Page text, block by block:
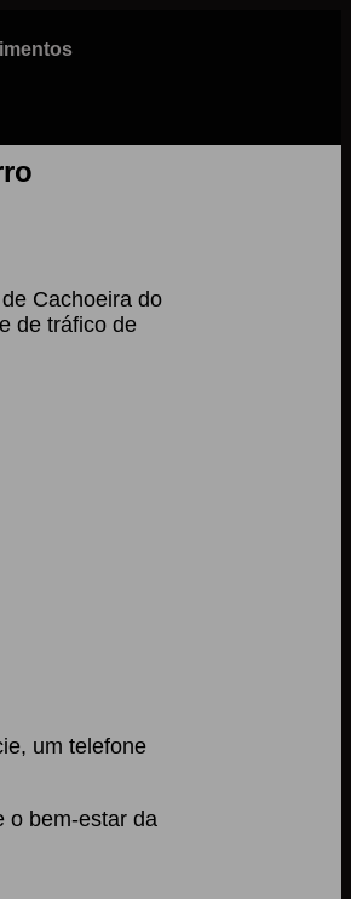
Cachoeira do
de tráfico de
um telefone
o bem-estar da